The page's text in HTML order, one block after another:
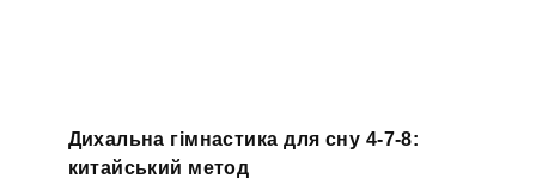
Дихальна гімнастика для сну 4-7-8:
китайський метод